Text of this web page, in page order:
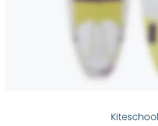
Kiteschool